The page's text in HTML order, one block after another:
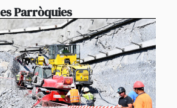
Parròquies